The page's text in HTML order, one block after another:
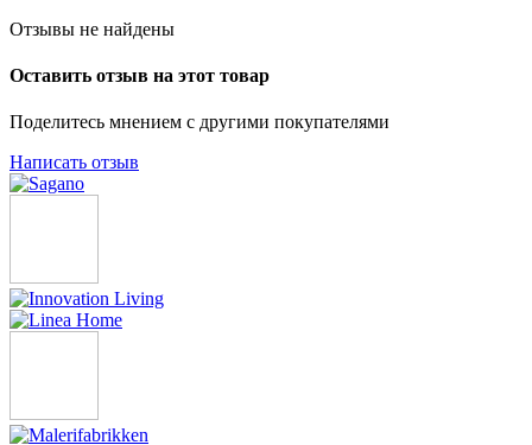
Отзывы не найдены
Оставить отзыв на этот товар
Поделитесь мнением с другими покупателями
Написать отзыв